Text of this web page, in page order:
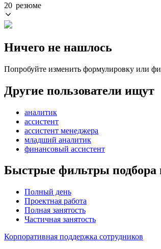
20 резюме
Ничего не нашлось
Попробуйте изменить формулировку или
Другие пользователи ищут
аналитик
ассистент
ассистент менеджера
младший аналитик
финансовый ассистент
Быстрые фильтры подбора
Полный день
Проектная работа
Полная занятость
Частичная занятость
Корпоративная поддержка сотрудников